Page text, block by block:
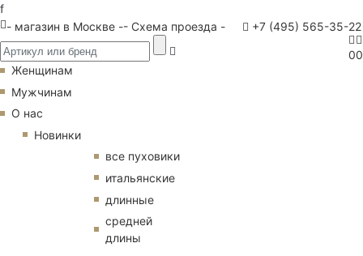
f
- магазин в Москве -- Схема проезда - +7 (495) 565-35-22
00
Женщинам
Мужчинам
О нас
Новинки
все пуховики
итальянские
длинные
средней
длины